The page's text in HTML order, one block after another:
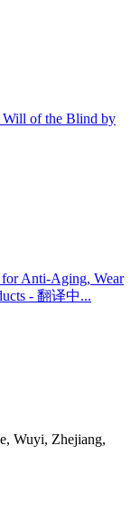
Will of the Blind by
for Anti-Aging, Wear
- 翻译中...
Wuyi, Zhejiang,